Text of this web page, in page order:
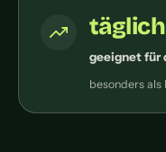
täglich
geeignet für
besonders